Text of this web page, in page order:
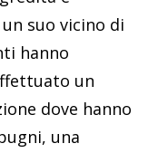
suo vicino di
hanno
un
dove hanno
una